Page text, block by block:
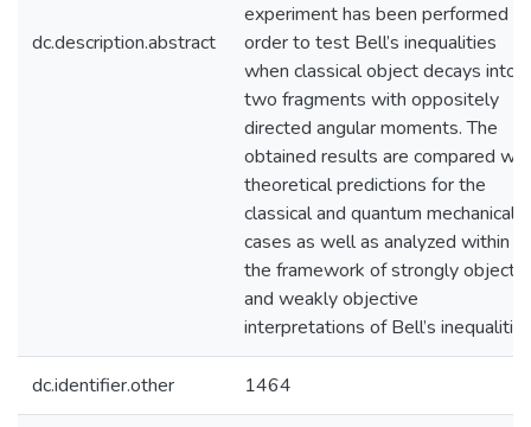
dc.description.abstract
experiment has been performed in
order to test Bell’s inequalities
when classical object decays into
two fragments with oppositely
directed angular moments. The
obtained results are compared
theoretical predictions for the
classical and quantum mechanical
cases as well as analyzed within
the framework of strongly
and weakly objective
interpretations of Bell’s
dc.identifier.other 1464